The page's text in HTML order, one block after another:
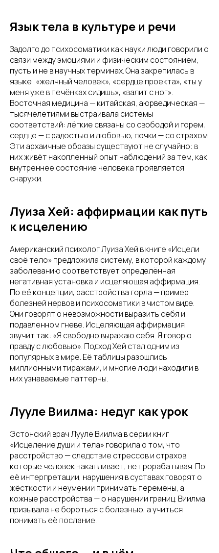
Язык тела в культуре и речи
Задолго до психосоматики как науки люди говорили о
связи между эмоциями и физическим состоянием,
пусть и не в научных терминах. Она закрепилась в
языке: «желчный человек», «сердце проекта», «ты у
меня уже в печёнках сидишь», «валит с ног».
Восточная медицина — китайская, аюрведическая —
тысячелетиями выстраивала системы
соответствий: лёгкие связаны со свободой и горем,
сердце — с радостью и любовью, почки — со страхом.
Эти архаичные образы существуют не случайно: в
них живёт накопленный опыт наблюдений за тем, как
внутреннее состояние человека проявляется
снаружи.
Луиза Хей: аффирмации как путь
к исцелению
Американский психолог Луиза Хей в книге «Исцели
своё тело» предложила систему, в которой каждому
заболеванию соответствует определённая
негативная установка и исцеляющая аффирмация.
По её концепции, расстройства горла — пример
болезней нервов и психосоматики в чистом виде.
Они говорят о невозможности выразить себя и
подавленном гневе. Исцеляющая аффирмация
звучит так: «Я свободно выражаю себя. Я говорю
правду с любовью». Подход Хей стал одним из
популярных в мире. Её таблицы разошлись
миллионными тиражами, и многие люди находили в
них узнаваемые паттерны.
Лууле Виилма: недуг как урок
Эстонский врач Лууле Виилма в серии книг
«Исцеление души и тела» говорила о том, что
расстройство — следствие стрессов и страхов,
которые человек накапливает, не прорабатывая. По
её интерпретации, нарушения в суставах говорят о
жёсткости и неумении принимать перемены, а
кожные расстройства — о нарушении границ. Виилма
призывала не бороться с болезнью, а учиться
понимать её послание.